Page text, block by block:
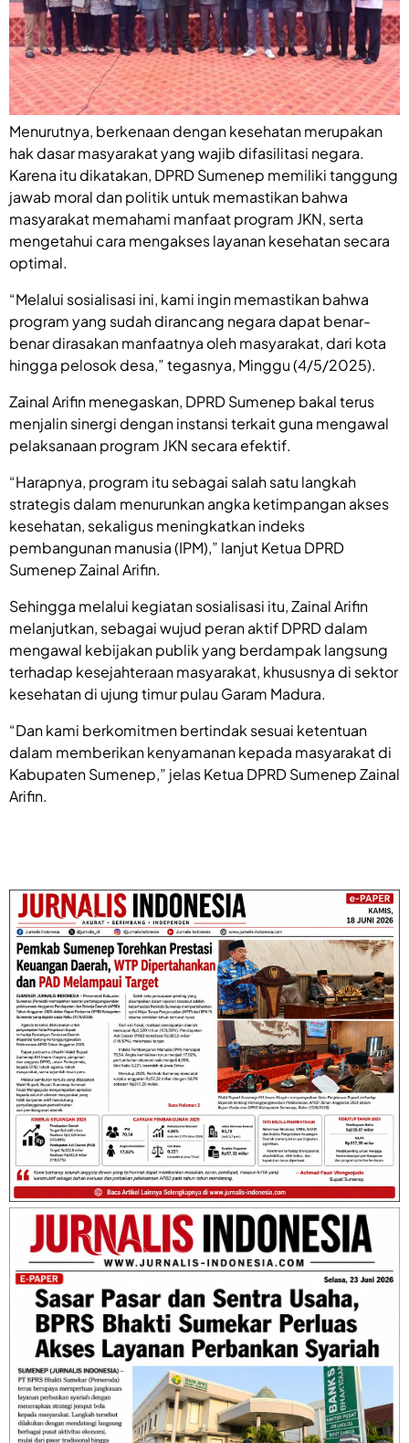
Menurutnya, berkenaan dengan kesehatan merupakan
hak dasar masyarakat yang wajib difasilitasi negara.
Karena itu dikatakan, DPRD Sumenep memiliki tanggung
jawab moral dan politik untuk memastikan bahwa
masyarakat memahami manfaat program JKN, serta
mengetahui cara mengakses layanan kesehatan secara
optimal.
“Melalui sosialisasi ini, kami ingin memastikan bahwa
program yang sudah dirancang negara dapat benar-
benar dirasakan manfaatnya oleh masyarakat, dari kota
hingga pelosok desa,” tegasnya, Minggu (4/5/2025).
Zainal Arifin menegaskan, DPRD Sumenep bakal terus
menjalin sinergi dengan instansi terkait guna mengawal
pelaksanaan program JKN secara efektif.
“Harapnya, program itu sebagai salah satu langkah
strategis dalam menurunkan angka ketimpangan akses
kesehatan, sekaligus meningkatkan indeks
pembangunan manusia (IPM),” lanjut Ketua DPRD
Sumenep Zainal Arifin.
Sehingga melalui kegiatan sosialisasi itu, Zainal Arifin
melanjutkan, sebagai wujud peran aktif DPRD dalam
mengawal kebijakan publik yang berdampak langsung
terhadap kesejahteraan masyarakat, khususnya di sektor
kesehatan di ujung timur pulau Garam Madura.
“Dan kami berkomitmen bertindak sesuai ketentuan
dalam memberikan kenyamanan kepada masyarakat di
Kabupaten Sumenep,” jelas Ketua DPRD Sumenep Zainal
Arifin.